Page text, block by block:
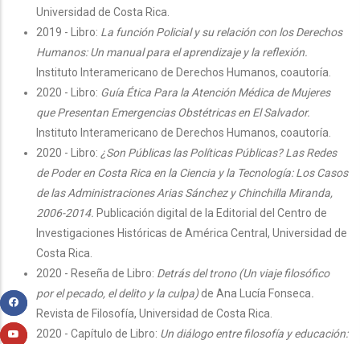
Universidad de Costa Rica.
2019 - Libro: La función Policial y su relación con los Derechos
Humanos: Un manual para el aprendizaje y la reflexión.
Instituto Interamericano de Derechos Humanos, coautoría.
2020 - Libro: Guía Ética Para la Atención Médica de Mujeres
que Presentan Emergencias Obstétricas en El Salvador.
Instituto Interamericano de Derechos Humanos, coautoría.
2020 - Libro: ¿Son Públicas las Políticas Públicas? Las Redes
de Poder en Costa Rica en la Ciencia y la Tecnología: Los Casos
de las Administraciones Arias Sánchez y Chinchilla Miranda,
2006-2014. Publicación digital de la Editorial del Centro de
Investigaciones Históricas de América Central, Universidad de
Costa Rica.
2020 - Reseña de Libro: Detrás del trono (Un viaje filosófico
por el pecado, el delito y la culpa)de Ana Lucía Fonseca.
Revista de Filosofía, Universidad de Costa Rica.
2020 - Capítulo de Libro: Un diálogo entre filosofía y educación: